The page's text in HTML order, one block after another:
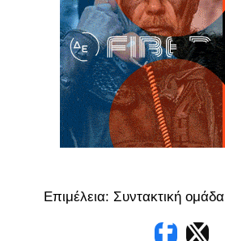
Επιμέλεια: Συντακτική ομάδα